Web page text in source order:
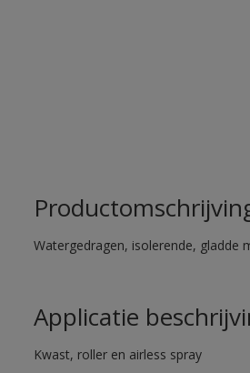
Watergedragen, isolerende, gladde
Applicatie
Kwast, roller en airless spray